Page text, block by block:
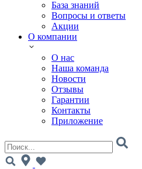
База знаний
Вопросы и ответы
Акции
О компании
О нас
Наша команда
Новости
Отзывы
Гарантии
Контакты
Приложение